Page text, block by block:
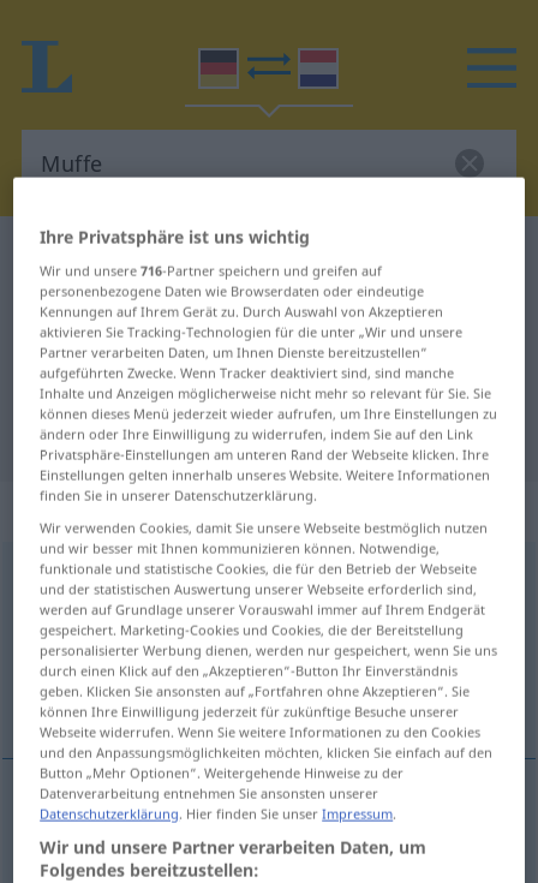
Deutsch-Niederländisch Wörterbuch
Deutsch-Niederländisch
Übersetzung für "Muffe"
"Muffe" Niederländisch
Übersetzung
„Muffe“: Femininum, weiblich
Muffef
Übersicht aller Übersetzungen
(Für mehr Details die Übersetzung anklicken/antippen)
mof
mof Muffe TECH
Ihre Privatsphäre ist uns wichtig
Wir und unsere716-Partner speichern und greifen auf
personenbezogene Daten wie Browserdaten oder eindeutige
Kennungen auf Ihrem Gerät zu. Durch Auswahl von Akzeptieren
aktivieren Sie Tracking-Technologien für die unter „Wir und unsere
Partner verarbeiten Daten, um Ihnen Dienste bereitzustellen“
aufgeführten Zwecke. Wenn Tracker deaktiviert sind, sind manche
Inhalte und Anzeigen möglicherweise nicht mehr so relevant für Sie. Sie
können dieses Menü jederzeit wieder aufrufen, um Ihre Einstellungen zu
ändern oder Ihre Einwilligung zu widerrufen, indem Sie auf den Link
Privatsphäre-Einstellungen am unteren Rand der Webseite klicken. Ihre
Einstellungen gelten innerhalb unseres Website. Weitere Informationen
finden Sie in unserer Datenschutzerklärung.
Wir verwenden Cookies, damit Sie unsere Webseite bestmöglich nutzen
und wir besser mit Ihnen kommunizieren können. Notwendige,
funktionale und statistische Cookies, die für den Betrieb der Webseite
und der statistischen Auswertung unserer Webseite erforderlich sind,
werden auf Grundlage unserer Vorauswahl immer auf Ihrem Endgerät
gespeichert. Marketing-Cookies und Cookies, die der Bereitstellung
personalisierter Werbung dienen, werden nur gespeichert, wenn Sie uns
durch einen Klick auf den „Akzeptieren“-Button Ihr Einverständnis
geben. Klicken Sie ansonsten auf „Fortfahren ohne Akzeptieren“. Sie
können Ihre Einwilligung jederzeit für zukünftige Besuche unserer
Webseite widerrufen. Wenn Sie weitere Informationen zu den Cookies
und den Anpassungsmöglichkeiten möchten, klicken Sie einfach auf den
Button „Mehr Optionen“. Weitergehende Hinweise zu der
Datenverarbeitung entnehmen Sie ansonsten unserer
Datenschutzerklärung. Hier finden Sie unserImpressum.
Wir und unsere Partner verarbeiten Daten, um
Folgendes bereitzustellen: